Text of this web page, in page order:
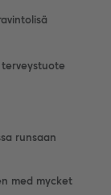
runsaan
med mycket